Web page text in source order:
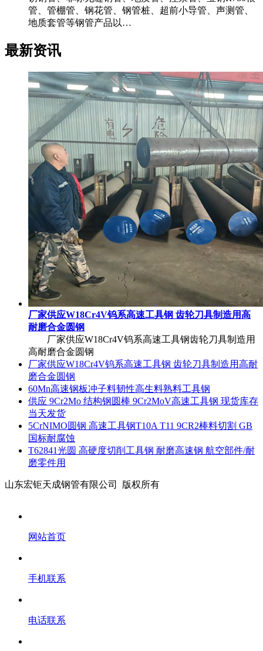
管、管棚管、钢花管、钢管桩、超前小导管、声测管、
地质套管等钢管产品以…
最新资讯
厂家供应W18Cr4V钨系高速工具钢 齿轮刀具制造用高
耐磨合金圆钢
厂家供应W18Cr4V钨系高速工具钢齿轮刀具制造用
高耐磨合金圆钢
厂家供应W18Cr4V钨系高速工具钢 齿轮刀具制造用高耐
磨合金圆钢
60Mn高速钢板冲子料韧性高生料熟料工具钢
供应 9Cr2Mo 结构钢圆棒 9Cr2MoV高速工具钢 现货库存
当天发货
5CrNIMO圆钢 高速工具钢T10A T11 9CR2棒料切割 GB
国标耐腐蚀
T62841光圆 高硬度切削工具钢 耐磨高速钢 航空部件/耐
磨零件用
山东宏钜天成钢管有限公司 版权所有
网站首页
手机联系
电话联系